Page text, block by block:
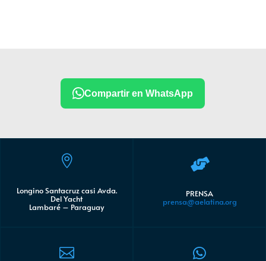
Compartir en WhatsApp

Longino Santacruz casi Avda.
Del Yacht
Lambaré – Paraguay


PRENSA
prensa@aelatina.org
